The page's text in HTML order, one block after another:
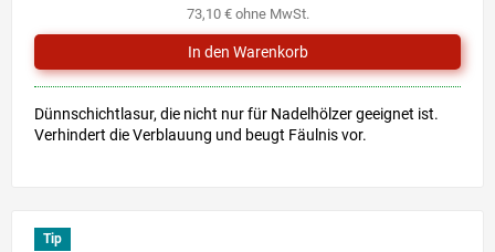
73,10 € ohne MwSt.
Dünnschichtlasur, die nicht nur für Nadelhölzer geeignet ist.
Verhindert die Verblauung und beugt Fäulnis vor.
Tip